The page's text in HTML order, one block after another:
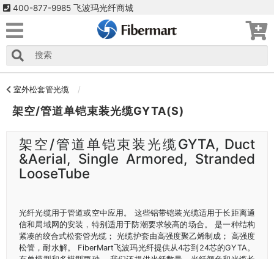
400-877-9985 飞波玛光纤商城
室外松套管光缆
架空/管道单铠束装光缆GYTA(S)
架空/管道单铠束装光缆GYTA, Duct
&Aerial, Single Armored, Stranded
LooseTube
光纤光缆用于管道或空中应用。 这些铝带铠装光缆适用于长距离通
信和局域网的安装，特别适用于防潮要求较高的场合。 是一种结构
紧凑的绞合式松套管光缆； 光缆护套由高强度聚乙烯制成； 高强度
松管，耐水解。 FiberMart飞波玛光纤提供从4芯到24芯的GYTA。